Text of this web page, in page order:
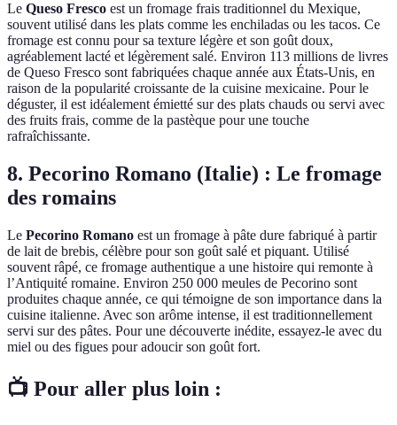
Le Queso Fresco est un fromage frais traditionnel du Mexique,
souvent utilisé dans les plats comme les enchiladas ou les tacos. Ce
fromage est connu pour sa texture légère et son goût doux,
agréablement lacté et légèrement salé. Environ 113 millions de livres
de Queso Fresco sont fabriquées chaque année aux États-Unis, en
raison de la popularité croissante de la cuisine mexicaine. Pour le
déguster, il est idéalement émietté sur des plats chauds ou servi avec
des fruits frais, comme de la pastèque pour une touche
rafraîchissante.
8. Pecorino Romano (Italie) : Le fromage
des romains
Le Pecorino Romano est un fromage à pâte dure fabriqué à partir
de lait de brebis, célèbre pour son goût salé et piquant. Utilisé
souvent râpé, ce fromage authentique a une histoire qui remonte à
l’Antiquité romaine. Environ 250 000 meules de Pecorino sont
produites chaque année, ce qui témoigne de son importance dans la
cuisine italienne. Avec son arôme intense, il est traditionnellement
servi sur des pâtes. Pour une découverte inédite, essayez-le avec du
miel ou des figues pour adoucir son goût fort.
📺 Pour aller plus loin :